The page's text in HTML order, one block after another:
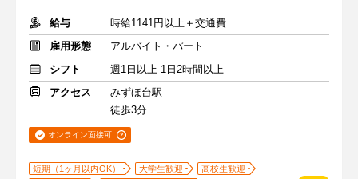
給与
時給1141円以上＋交通費
雇用形態
アルバイト・パート
シフト
週1日以上 1日2時間以上
アクセス
みずほ台駅
徒歩3分
オンライン面接可
短期（1ヶ月以内OK） 大学生歓迎
高校生歓迎